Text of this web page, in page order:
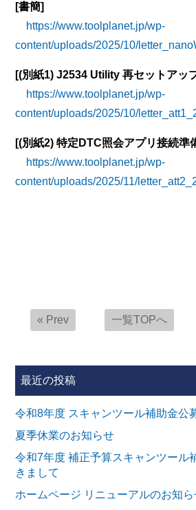
[書簡]
https://www.toolplanet.jp/wp-
content/uploads/2025/10/
[(別紙1) J2534 Utility 再セットアッ
https://www.toolplanet.jp/wp-
content/uploads/2025/10/
[(別紙2) 特定DTC照会アプリ接続準
https://www.toolplanet.jp/wp-
content/uploads/2025/11/
« Prev 一覧TOPへ
最近の投稿
令和8年度 スキャンツール補助金公
夏季休業のお知らせ
令和7年度 補正予算スキャンツール
きまして
ホームページ リニューアルのお知ら